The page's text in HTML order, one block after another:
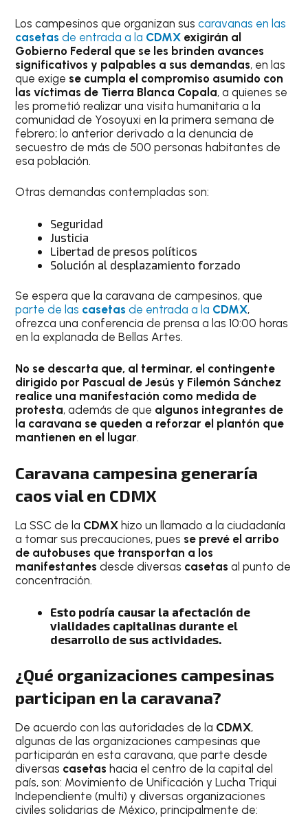
Los campesinos que organizan sus caravanas en las
casetas de entrada a la CDMX exigirán al
Gobierno Federal que se les brinden avances
significativos y palpables a sus demandas, en las
que exige se cumpla el compromiso asumido con
las víctimas de Tierra Blanca Copala, a quienes se
les prometió realizar una visita humanitaria a la
comunidad de Yosoyuxi en la primera semana de
febrero; lo anterior derivado a la denuncia de
secuestro de más de 500 personas habitantes de
esa población.
Otras demandas contempladas son:
Seguridad
Justicia
Libertad de presos políticos
Solución al desplazamiento forzado
Se espera que la caravana de campesinos, que
parte de las casetas de entrada a la CDMX,
ofrezca una conferencia de prensa a las 10:00 horas
en la explanada de Bellas Artes.
No se descarta que, al terminar, el contingente
dirigido por Pascual de Jesús y Filemón Sánchez
realice una manifestación como medida de
protesta, además de que algunos integrantes de
la caravana se queden a reforzar el plantón que
mantienen en el lugar.
Caravana campesina generaría
caos vial en CDMX
La SSC de la CDMX hizo un llamado a la ciudadanía
a tomar sus precauciones, pues se prevé el arribo
de autobuses que transportan a los
manifestantes desde diversas casetas al punto de
concentración.
Esto podría causar la afectación de
vialidades capitalinas durante el
desarrollo de sus actividades.
¿Qué organizaciones campesinas
participan en la caravana?
De acuerdo con las autoridades de la CDMX,
algunas de las organizaciones campesinas que
participarán en esta caravana, que parte desde
diversas casetas hacia el centro de la capital del
país, son: Movimiento de Unificación y Lucha Triqui
Independiente (multi) y diversas organizaciones
civiles solidarias de México, principalmente de: